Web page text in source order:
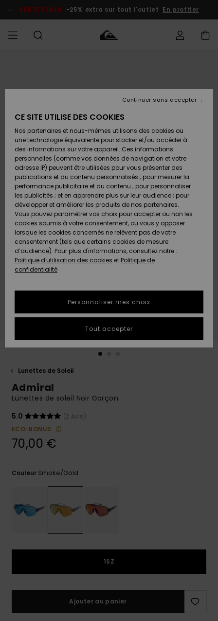
l'information
le
VENTE FLASH -25% extra sur tout l'outlet En profiter
Accessoires
Chaussures
& Tongs
Surf
Snow
Nouveautés
A
Découvrir
Accessoires
Chaussures
& Tongs
Surf
Snow
Nouveautés
A
Découvrir
FEMME
Nouveautés
A
Découvrir
Snow
SURF
Enfant
Highlights
Communauté
SNOW
Snow
Shop
Enfant
Snow
Shop
Femme
A
Découvrir
Communauté
VENTE
FLASH
Enfant
Outlet
Femme
Préférences
Langue Et
Région
Nederlands
AIDE &
CONTACT
Retours
Paiement
Carte
Cadeau
Quiksilver
Freedom
Protection
des données
Démarrez
pour obtenir
Démarrer
conversation
fréquentes et
Consulter
COLLECTION
CARTE
CADEAU
LISTE DE
SOUHAITS
Lunettes de Soleil
Admiral
Lunettes de soleil Noir Garçon
5.0
(2 Avis)
ECO-BONUS
70,00 €
Couleur Smoke/gold
1SZ
Ajouter au panier
CE SITE UTILISE DES COOKIES
Nos partenaires et nous-mêmes utilisons des cookies ou
une technologie équivalente pour stocker et/ou accéder à
des informations sur votre appareil. Ces informations
personnelles (comme vos données de navigation et votre
adresse IP) peuvent être utilisées pour vous présenter des
publications et du contenu personnalisés ; pour mesurer la
performance publicitaire et du contenu ; pour personnaliser
les publicités ; et en apprendre plus sur leur audience ; pour
développer et améliorer les produits de nos partenaires.
Vous pouvez paramétrer vos choix pour accepter ou non les
cookies soumis à votre consentement, ou vous y opposer
lorsque les cookies concernés ne relèvent pas de votre
consentement (tels que certains cookies de mesure
d’audience). Pour plus d'informations, consultez notre :
Politique d'utilisation des cookies et Politique de
confidentialité
Personnaliser mes choix
Continuer sans accepter
Tout accepter